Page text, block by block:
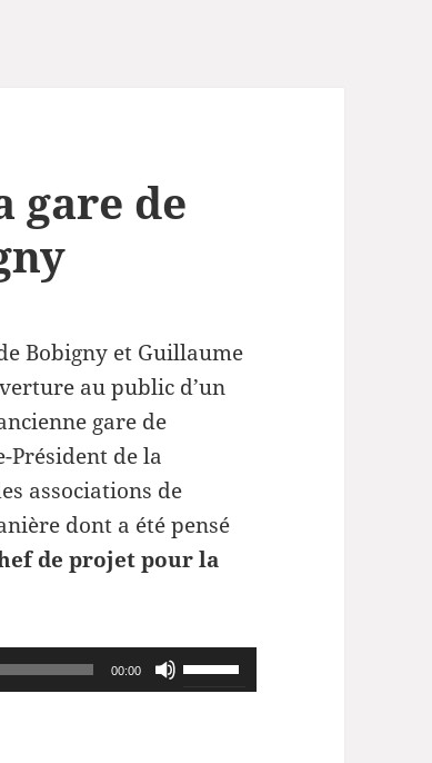
gare de
Bobigny et Guillaume
au public d’un
gare de
Président de la
associations de
dont a été pensé
de projet pour la
00:00
Utilisez
les